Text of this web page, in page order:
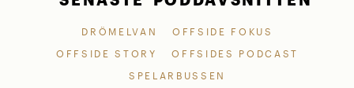
DRÖMELVAN
OFFSIDE FOKUS
OFFSIDE STORY
OFFSIDES PODCAST
SPELARBUSSEN